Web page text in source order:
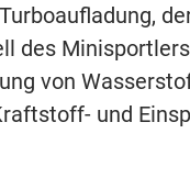
des
von
und